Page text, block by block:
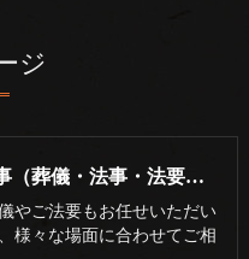
ジ
岐阜市の仏事（葬儀・法事・法要）･浄土真宗本願寺派 志賀山 妙徳寺の評判
やご法要もお任せいただい
様々な場面に合わせてご相